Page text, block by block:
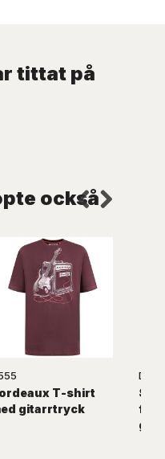
tittat på
också
T-shirt
gitarrtryck
D555